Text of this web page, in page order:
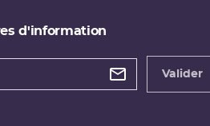
d'information
Valider